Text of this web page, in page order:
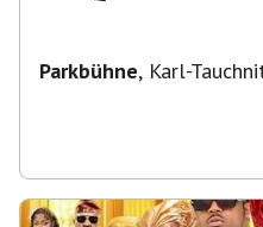
Parkbühne, Karl-